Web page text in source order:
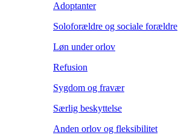
Adoptanter
Soloforældre og sociale forældre
Løn under orlov
Refusion
Sygdom og fravær
Særlig beskyttelse
Anden orlov og fleksibilitet